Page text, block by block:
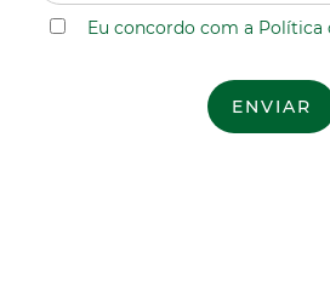
Eu concordo com a Política